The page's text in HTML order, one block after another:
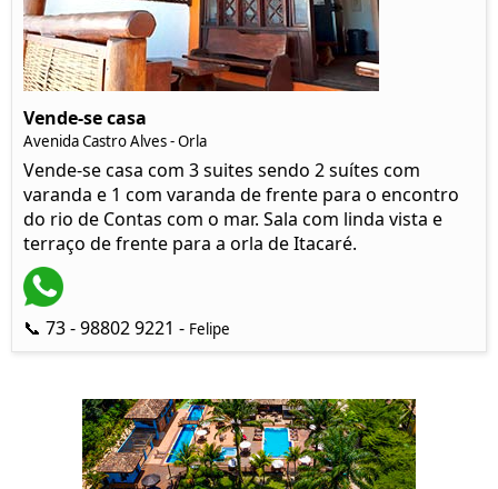
Vende-se casa
Avenida Castro Alves - Orla
Vende-se casa com 3 suites sendo 2 suítes com
varanda e 1 com varanda de frente para o encontro
do rio de Contas com o mar. Sala com linda vista e
terraço de frente para a orla de Itacaré.
📞 73 - 98802 9221 - Felipe